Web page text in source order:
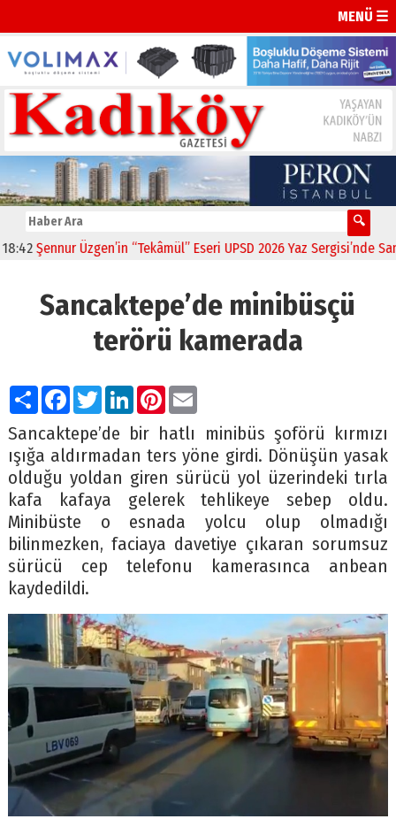
MENÜ ☰
Şennur Üzgen’in “Tekâmül” Eseri UPSD 2026 Yaz Sergisi’nde
Sancaktepe’de minibüsçü
terörü kamerada
PaylaşFacebook
TwitterLinkedIn
Pinterest
Email
Sancaktepe’de bir hatlı minibüs şoförü kırmızı
ışığa aldırmadan ters yöne girdi. Dönüşün yasak
olduğu yoldan giren sürücü yol üzerindeki tırla
kafa kafaya gelerek tehlikeye sebep oldu.
Minibüste o esnada yolcu olup olmadığı
bilinmezken, faciaya davetiye çıkaran sorumsuz
sürücü cep telefonu kamerasınca anbean
kaydedildi.